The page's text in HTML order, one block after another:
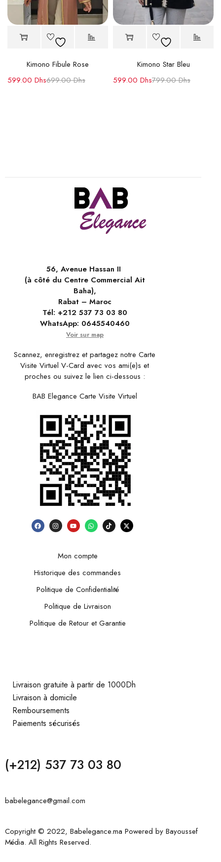
Kimono Fibule Rose
699.00Dhs
599.00 Dhs
Kimono Star Bleu
799.00Dhs
599.00 Dhs
56, Avenue Hassan II
(à côté du Centre Commercial Ait
Baha),
Rabat – Maroc
Tél: +212 537 73 03 80
WhatsApp: 0645540460
Voir sur map
Scannez, enregistrez et partagez notre Carte
Visite Virtuel V-Card avec vos ami(e)s et
proches ou suivez le lien ci-dessous :
BAB Elegance Carte Visite Virtuel
Mon compte
Historique des commandes
Politique de Confidentialité
Politique de Livraison
Politique de Retour et Garantie
Livraison gratuite à partir de 1000Dh
Livraison à domicile
Remboursements
Paiements sécurisés
(+212) 537 73 03 80
babelegance@gmail.com
Copyright © 2022, Babelegance.ma Powered by Bayoussef
Média. All Rights Reserved.